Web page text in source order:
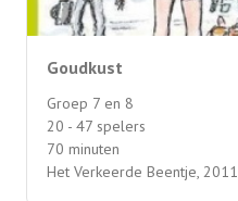
Goudkust
Groep 7 en 8
20 - 47 spelers
70 minuten
Het Verkeerde Beentje, 2011